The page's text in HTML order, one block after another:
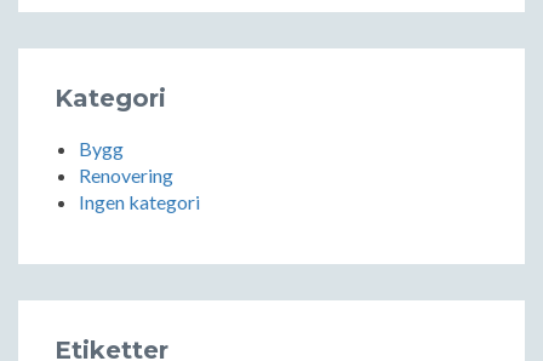
Kategori
Bygg
Renovering
Ingen kategori
Etiketter